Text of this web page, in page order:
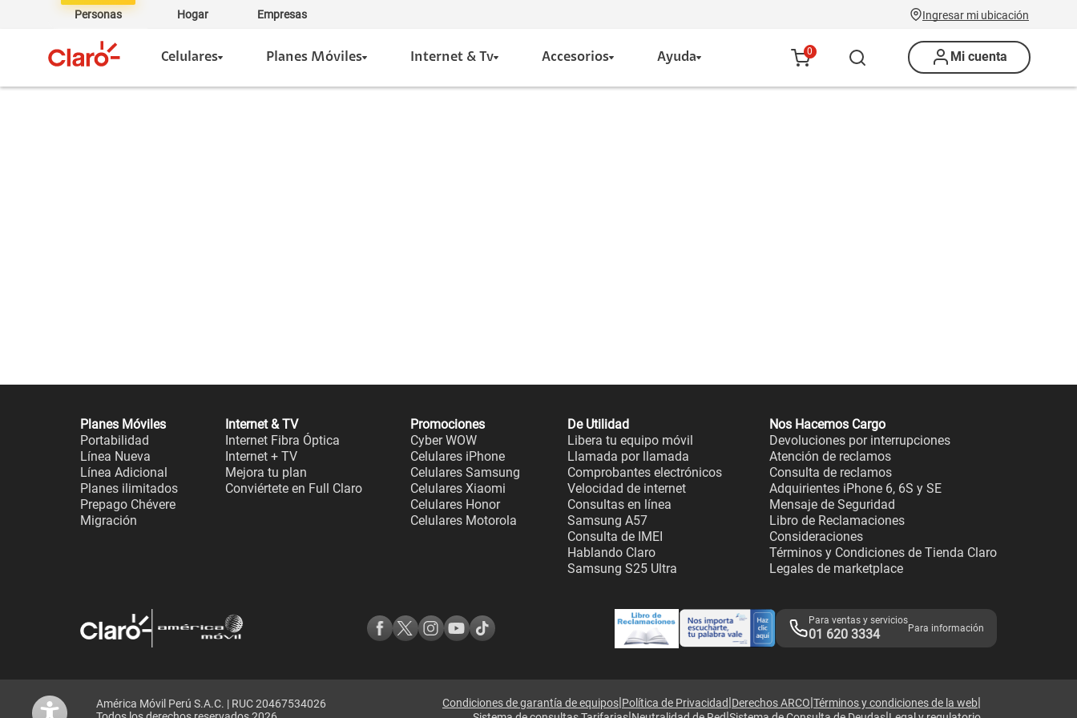
Personas Hogar Empresas Ingresar mi ubicación
Celulares Planes Móviles Internet & Tv Accesorios Ayuda 0 Mi cuenta
Planes Móviles
Portabilidad
Línea Nueva
Línea Adicional
Planes ilimitados
Prepago Chévere
Migración
Internet & TV
Internet Fibra Óptica
Internet + TV
Mejora tu plan
Conviértete en Full Claro
Promociones
Cyber WOW
Celulares iPhone
Celulares Samsung
Celulares Xiaomi
Celulares Honor
Celulares Motorola
De Utilidad
Libera tu equipo móvil
Llamada por llamada
Comprobantes electrónicos
Velocidad de internet
Consultas en línea
Samsung A57
Consulta de IMEI
Hablando Claro
Samsung S25 Ultra
Nos Hacemos Cargo
Devoluciones por interrupciones
Atención de reclamos
Consulta de reclamos
Adquirientes iPhone 6, 6S y SE
Mensaje de Seguridad
Libro de Reclamaciones
Consideraciones
Términos y Condiciones de Tienda Claro
Legales de marketplace
Para ventas y servicios
01 620 3334 Para información
América Móvil Perú S.A.C. | RUC 20467534026
Condiciones de garantía de equipos|Política de Privacidad|Derechos ARCO|Términos y condiciones de la web|